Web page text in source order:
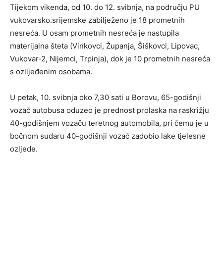
Tijekom vikenda, od 10. do 12. svibnja, na području PU
vukovarsko.srijemske zabilježeno je 18 prometnih
nesreća. U osam prometnih nesreća je nastupila
materijalna šteta (Vinkovci, Županja, Šiškovci, Lipovac,
Vukovar-2, Nijemci, Trpinja), dok je 10 prometnih nesreća
s ozlijeđenim osobama.
U petak, 10. svibnja oko 7,30 sati u Borovu, 65-godišnji
vozač autobusa oduzeo je prednost prolaska na raskrižju
40-godišnjem vozaču teretnog automobila, pri čemu je u
bočnom sudaru 40-godišnji vozač zadobio lake tjelesne
ozljede.